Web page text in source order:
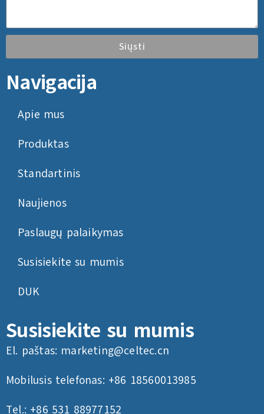
Siųsti
Navigacija
Apie mus
Produktas
Standartinis
Naujienos
Paslaugų palaikymas
Susisiekite su mumis
DUK
Susisiekite su mumis
El. paštas: marketing@celtec.cn
Mobilusis telefonas: +86 18560013985
Tel.: +86 531 88977152